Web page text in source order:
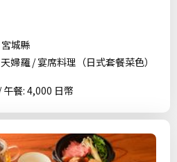
城縣
婦羅 / 宴席料理（日式套餐菜色）
餐: 4,000 日幣